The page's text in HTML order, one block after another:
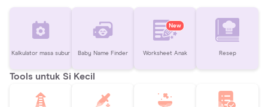
Kalkulator masa subur Baby Name Finder
New
Worksheet Anak Resep
Tools untuk Si Kecil